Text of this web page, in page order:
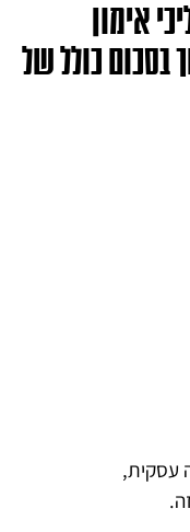
כבר 5 תהליכי אימון
המשך בסכום כולל של
עסקית,